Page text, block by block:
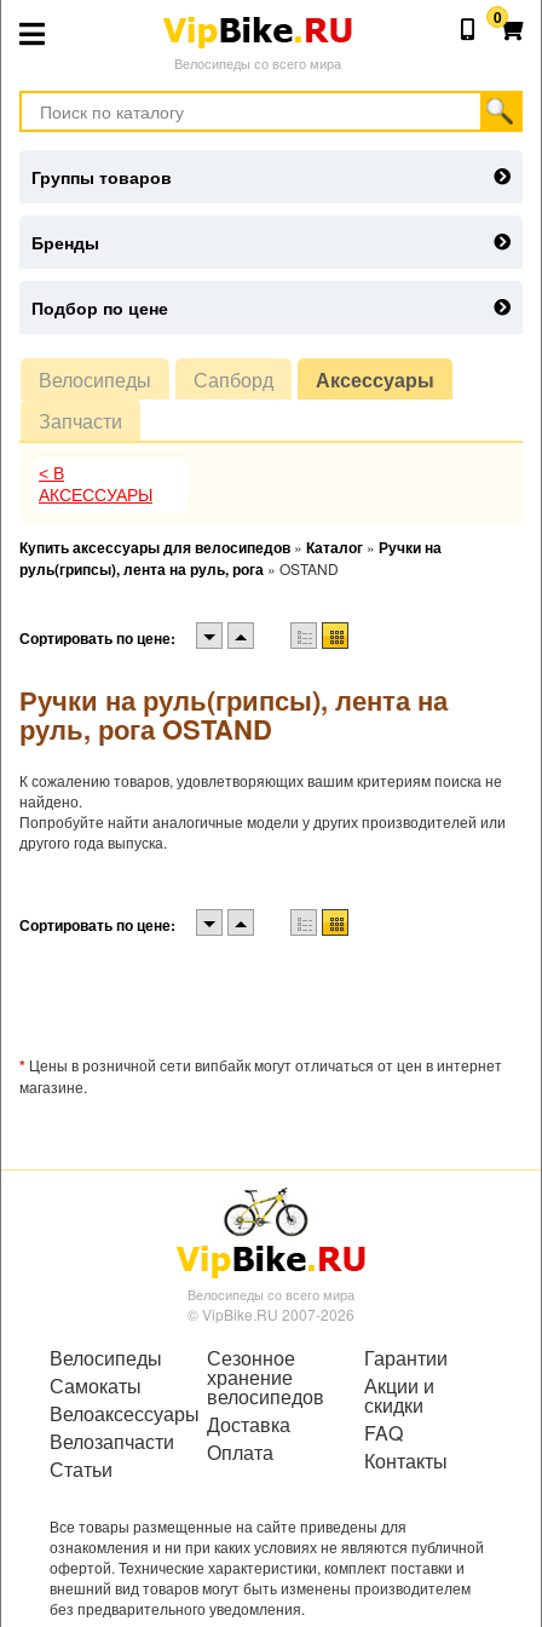
Велосипеды со всего мира
0
Велосипеды Сапборд
Аксессуары
Запчасти
< В
АКСЕССУАРЫ
Купить аксессуары для велосипедов » Каталог » Ручки на
руль(грипсы), лента на руль, рога » OSTAND
Сортировать по цене:
Ручки на руль(грипсы), лента на
руль, рога OSTAND
К сожалению товаров, удовлетворяющих вашим критериям поиска не
найдено.
Попробуйте найти аналогичные модели у других производителей или
другого года выпуска.
Сортировать по цене:
* Цены в розничной сети випбайк могут отличаться от цен в интернет
магазине.
Группы товаров
Бренды
Подбор по цене
Велосипеды со всего мира
© VipBike.RU 2007-2026
Велосипеды
Самокаты
Велоаксессуары
Велозапчасти
Статьи
Сезонное
хранение
велосипедов
Доставка
Оплата
Гарантии
Акции и
скидки
FAQ
Контакты
Все товары размещенные на сайте приведены для
ознакомления и ни при каких условиях не являются публичной
офертой. Технические характеристики, комплект поставки и
внешний вид товаров могут быть изменены производителем
без предварительного уведомления.